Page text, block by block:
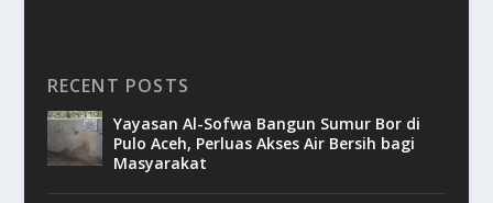
RECENT POSTS
Yayasan Al-Sofwa Bangun Sumur Bor di
Pulo Aceh, Perluas Akses Air Bersih bagi
Masyarakat